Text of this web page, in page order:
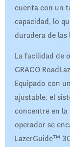
cuenta con un
capacidad, lo
duradera de las
La facilidad de
GRACO
Equipado con
ajustable, el
concentre en
operador se
LazerGuide™